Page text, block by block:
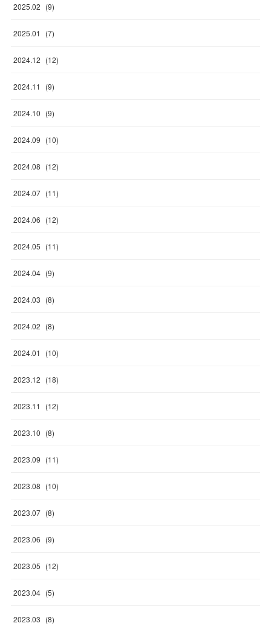
2025.02 (9)
2025.01 (7)
2024.12 (12)
2024.11 (9)
2024.10 (9)
2024.09 (10)
2024.08 (12)
2024.07 (11)
2024.06 (12)
2024.05 (11)
2024.04 (9)
2024.03 (8)
2024.02 (8)
2024.01 (10)
2023.12 (18)
2023.11 (12)
2023.10 (8)
2023.09 (11)
2023.08 (10)
2023.07 (8)
2023.06 (9)
2023.05 (12)
2023.04 (5)
2023.03 (8)